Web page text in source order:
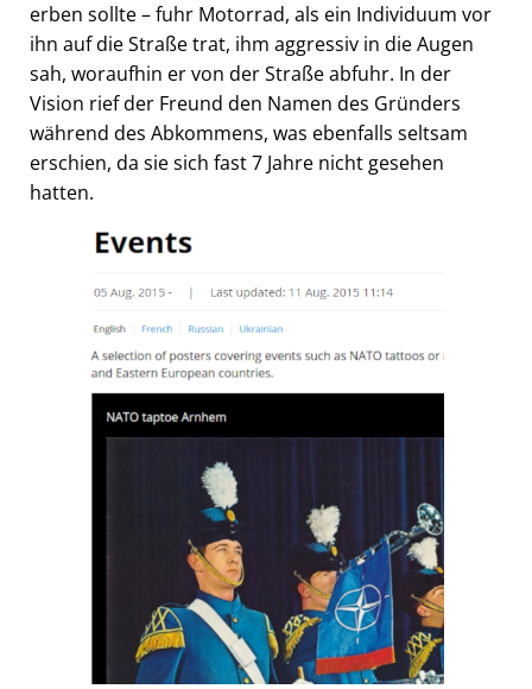
erben sollte – fuhr Motorrad, als ein Individuum vor
ihn auf die Straße trat, ihm aggressiv in die Augen
sah, woraufhin er von der Straße abfuhr. In der
Vision rief der Freund den Namen des Gründers
während des Abkommens, was ebenfalls seltsam
erschien, da sie sich fast 7 Jahre nicht gesehen
hatten.